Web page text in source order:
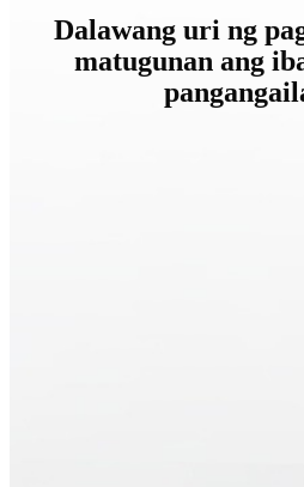
Dalawang uri ng
matugunan ang